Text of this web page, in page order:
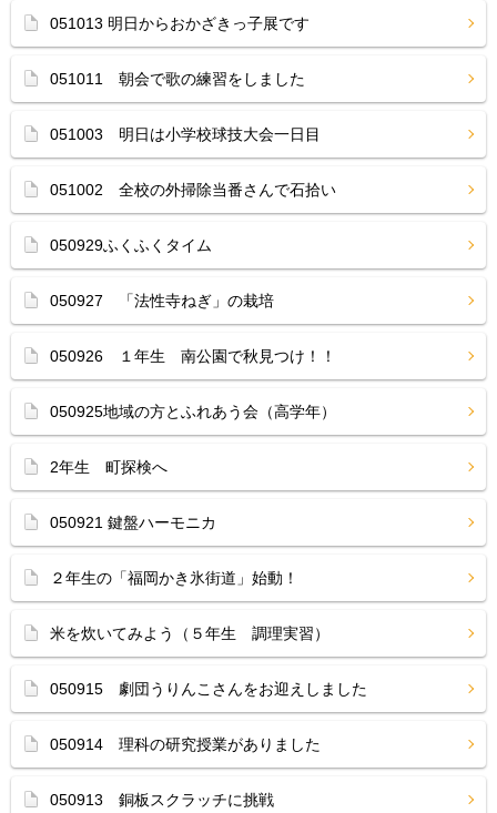
051013 明日からおかざきっ子展です
051011 朝会で歌の練習をしました
051003 明日は小学校球技大会一日目
051002 全校の外掃除当番さんで石拾い
050929ふくふくタイム
050927 「法性寺ねぎ」の栽培
050926 １年生 南公園で秋見つけ！！
050925地域の方とふれあう会（高学年）
2年生 町探検へ
050921 鍵盤ハーモニカ
２年生の「福岡かき氷街道」始動！
米を炊いてみよう（５年生 調理実習）
050915 劇団うりんこさんをお迎えしました
050914 理科の研究授業がありました
050913 銅板スクラッチに挑戦